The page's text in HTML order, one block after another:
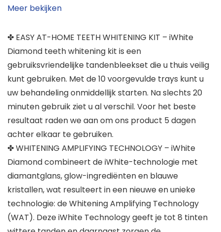
Meer bekijken
✤ EASY AT-HOME TEETH WHITENING KIT – iWhite
Diamond teeth whitening kit is een
gebruiksvriendelijke tandenbleekset die u thuis veilig
kunt gebruiken. Met de 10 voorgevulde trays kunt u
uw behandeling onmiddellijk starten. Na slechts 20
minuten gebruik ziet u al verschil. Voor het beste
resultaat raden we aan om ons product 5 dagen
achter elkaar te gebruiken.
✤ WHITENING AMPLIFYING TECHNOLOGY – iWhite
Diamond combineert de iWhite-technologie met
diamantglans, glow-ingrediënten en blauwe
kristallen, wat resulteert in een nieuwe en unieke
technologie: de Whitening Amplifying Technology
(WAT). Deze iWhite Technology geeft je tot 8 tinten